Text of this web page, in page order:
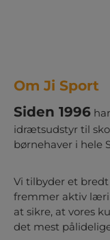
Om Ji Sport
Siden 1996
idrætsudstyr til
børnehaver i hele
Vi tilbyder et
fremmer aktiv
at sikre, at vores
det mest